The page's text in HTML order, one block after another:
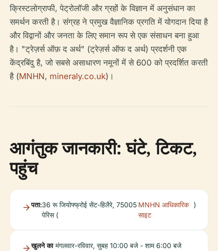
क्रिस्टलोग्राफी, पेट्रोलॉजी और ग्रहों के विज्ञान में अनुसंधान का
समर्थन करती है। संग्रह ने प्रमुख वैज्ञानिक प्रगति में योगदान दिया है
और विद्वानों और जनता के लिए समान रूप से एक संसाधन बना हुआ
है। "ट्रेज़र्स ऑफ़ द अर्थ" (ट्रेज़र्स ऑफ द अर्थ) प्रदर्शनी एक
केंद्रबिंदु है, जो सबसे असाधारण नमूनों में से 600 को प्रदर्शित करती
है (MNHN, mineraly.co.uk)।
आगंतुक जानकारी: घंटे, टिकट,
पहुंच
पता:36 रू जियोफ्फ्रोई सेंट-हिलैरे, 75005
पेरिस (
MNHN आधिकारिक
साइट
)
खुलने का मंगलवार-रविवार, सुबह 10:00 बजे - शाम 6:00 बजे